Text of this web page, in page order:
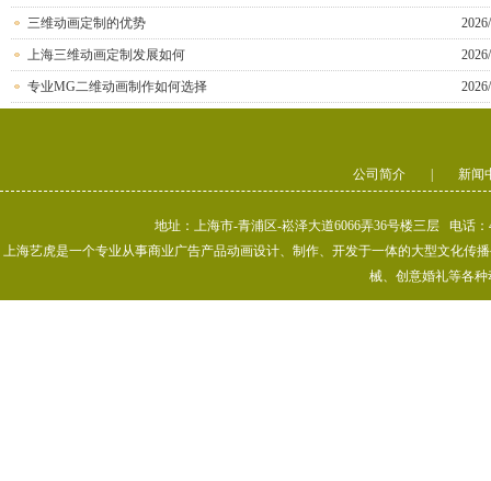
三维动画定制的优势
上海三维动画定制发展如何
专业MG二维动画制作如何选择
公司简介 新闻
地址：上海市-青浦区-崧泽大道6066弄36号楼三层 电话
上海艺虎是一个专业从事商业广告产品动画设计、制作、开发于一体的大型文化传
械、创意婚礼等各